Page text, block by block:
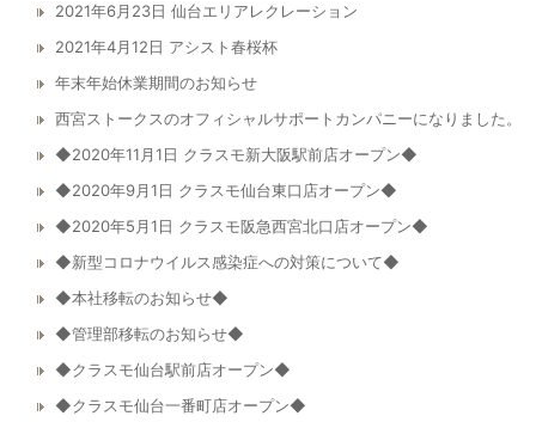
2021年6月23日 仙台エリアレクレーション
2021年4月12日 アシスト春桜杯
年末年始休業期間のお知らせ
西宮ストークスのオフィシャルサポートカンパニーになりました。
◆2020年11月1日 クラスモ新大阪駅前店オープン◆
◆2020年9月1日 クラスモ仙台東口店オープン◆
◆2020年5月1日 クラスモ阪急西宮北口店オープン◆
◆新型コロナウイルス感染症への対策について◆
◆本社移転のお知らせ◆
◆管理部移転のお知らせ◆
◆クラスモ仙台駅前店オープン◆
◆クラスモ仙台一番町店オープン◆